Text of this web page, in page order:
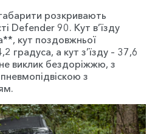
розкривають
Defender 90. Кут в’їзду
кут поздовжньої
градуса, а кут з’їзду – 37,6
виклик бездоріжжю, з
з